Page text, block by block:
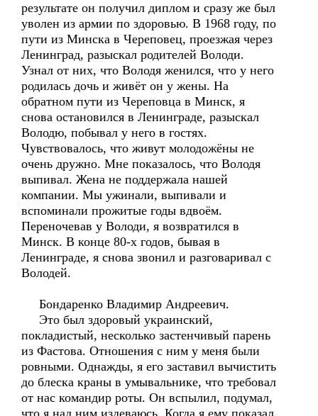
результате он получил диплом и сразу же был
уволен из армии по здоровью. В 1968 году, по
пути из Минска в Череповец, проезжая через
Ленинград, разыскал родителей Володи.
Узнал от них, что Володя женился, что у него
родилась дочь и живёт он у жены. На
обратном пути из Череповца в Минск, я
снова остановился в Ленинграде, разыскал
Володю, побывал у него в гостях.
Чувствовалось, что живут молодожёны не
очень дружно. Мне показалось, что Володя
выпивал. Жена не поддержала нашей
компании. Мы ужинали, выпивали и
вспоминали прожитые годы вдвоём.
Переночевав у Володи, я возвратился в
Минск. В конце 80-х годов, бывая в
Ленинграде, я снова звонил и разговаривал с
Володей.
Бондаренко Владимир Андреевич.
Это был здоровый украинский,
покладистый, несколько застенчивый парень
из Фастова. Отношения с ним у меня были
ровными. Однажды, я его заставил вычистить
до блеска краны в умывальнике, что требовал
от нас командир роты. Он вспылил, подумал,
что я над ним издеваюсь. Когда я ему показал,